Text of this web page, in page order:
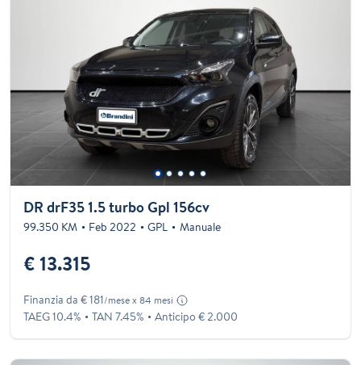
DR drF35 1.5 turbo Gpl 156cv
99.350 KM Feb 2022 GPL Manuale
€ 13.315
Finanzia da € 181/mese x 84 mesi
TAEG 10.4% TAN 7.45% Anticipo € 2.000